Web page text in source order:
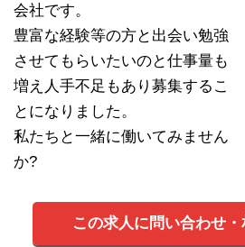
会社です。
豊富な経験等の方と出会い勉強
させてもらいたいのと仕事量も
増え人手不足もあり募集するこ
とになりました。
私たちと一緒に働いてみません
か?
この求人に問い合わせ